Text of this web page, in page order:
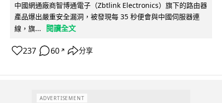
中國網通廠商智博通電子（Zbtlink Electronics）旗下的路由器
產品爆出嚴重安全漏洞，被發現每 35 秒便會與中國伺服器連
線，旗...
閱讀全文
237 60 ↗ 分享
ADVERTISEMENT